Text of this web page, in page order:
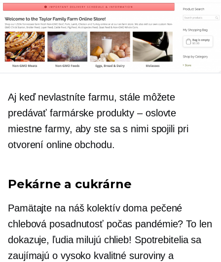
Aj keď nevlastníte farmu, stále môžete
predávať farmárske produkty – oslovte
miestne farmy, aby ste sa s nimi spojili pri
otvorení online obchodu.
Pekárne a cukrárne
Pamätajte na náš kolektívdoma pečené
chlebová posadnutosť počas pandémie? To len
dokazuje, ľudia milujú chlieb! Spotrebitelia sa
zaujímajú o vysoko kvalitné suroviny a